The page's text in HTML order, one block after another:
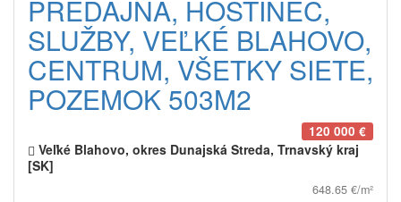
PREDAJŇA, HOSTINEC,
SLUŽBY, VEĽKÉ BLAHOVO,
CENTRUM, VŠETKY SIETE,
POZEMOK 503M2
120 000 €
Veľké Blahovo, okres Dunajská Streda, Trnavský kraj
[SK]
648.65 €/m²